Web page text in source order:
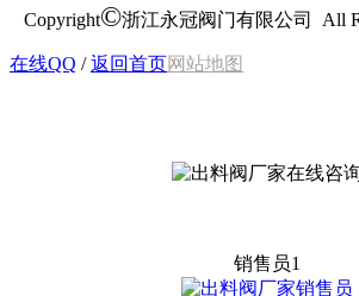
Copyright©浙江永冠阀门有限公司 All
在线QQ /返回首页 网站地图
销售员1